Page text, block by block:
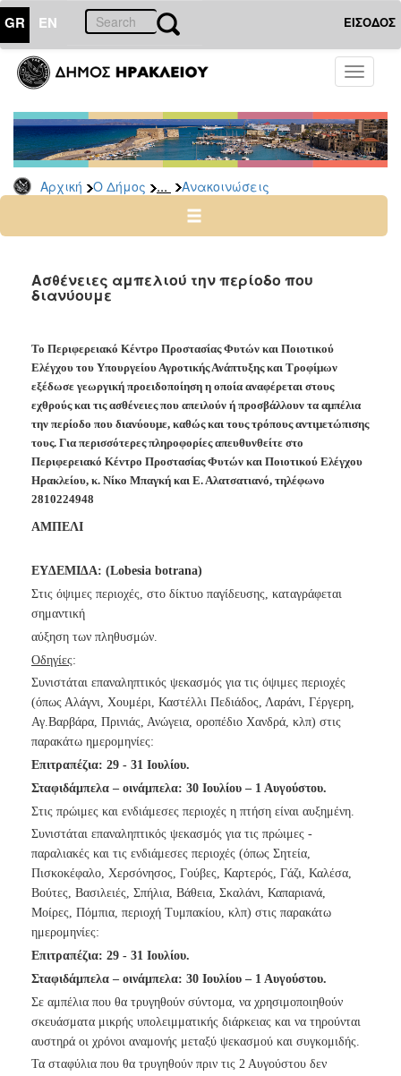
GR EN ΕΙΣΟΔΟΣ
Toggle
Αρχική Ο Δήμος ... Ανακοινώσεις
ΔΗΜΟΣ
Υπηρεσίες
&
Φορείς
Δημοτικές
Υπηρεσίες
Ηλεκτρονική
Διακυβέρνηση
Επιτροπές
Αγροτική
Ανάπτυξη
Ανακοινώσεις
Προγράμματα
Προσχολική
Αγωγή
ΤΟΠΟΣ
ΠΟΛΙΤΙΣΜΟΣ
ΑΝΘΕΚΤΙΚΗ
ΠΟΛΗ
Aσθένειες αμπελιού την περίοδο που
διανύουμε
Το Περιφερειακό Κέντρο Προστασίας Φυτών και Ποιοτικού
Ελέγχου του Υπουργείου Αγροτικής Ανάπτυξης και Τροφίμων
εξέδωσε γεωργική προειδοποίηση η οποία αναφέρεται στους
εχθρούς και τις ασθένειες που απειλούν ή προσβάλλουν τα αμπέλια
την περίοδο που διανύουμε, καθώς και τους τρόπους αντιμετώπισης
τους. Για περισσότερες πληροφορίες απευθυνθείτε στο
Περιφερειακό Κέντρο Προστασίας Φυτών και Ποιοτικού Ελέγχου
Ηρακλείου, κ. Νίκο Μπαγκή και Ε. Αλατσατιανό, τηλέφωνο
2810224948
ΑΜΠΕΛΙ
ΕΥ∆ΕΜΙ∆Α: (Lobesia botrana)
Στις όψιμες περιοχές, στο δίκτυο παγίδευσης, καταγράφεται
σημαντική
αύξηση των πληθυσμών.
Οδηγίες:
Συνιστάται επαναληπτικός ψεκασμός για τις όψιμες περιοχές
(όπως Αλάγνι, Χουμέρι, Καστέλλι Πεδιάδος, Λαράνι, Γέργερη,
Αγ.Βαρβάρα, Πρινιάς, Ανώγεια, οροπέδιο Χανδρά, κλπ) στις
παρακάτω ημερομηνίες:
Επιτραπέζια: 29 - 31 Ιουλίου.
Σταφιδάμπελα – οινάμπελα: 30 Ιουλίου – 1 Αυγούστου.
Στις πρώιμες και ενδιάμεσες περιοχές η πτήση είναι αυξημένη.
Συνιστάται επαναληπτικός ψεκασμός για τις πρώιμες -
παραλιακές και τις ενδιάμεσες περιοχές (όπως Σητεία,
Πισκοκέφαλο, Χερσόνησος, Γούβες, Καρτερός, Γάζι, Καλέσα,
Βούτες, Βασιλειές, Σπήλια, Βάθεια, Σκαλάνι, Καπαριανά,
Μοίρες, Πόμπια, περιοχή Τυμπακίου, κλπ) στις παρακάτω
ημερομηνίες:
Επιτραπέζια: 29 - 31 Ιουλίου.
Σταφιδάμπελα – οινάμπελα: 30 Ιουλίου – 1 Αυγούστου.
Σε αμπέλια που θα τρυγηθούν σύντομα, να χρησιμοποιηθούν
σκευάσματα μικρής υπολειμματικής διάρκειας και να τηρούνται
αυστηρά οι χρόνοι αναμονής μεταξύ ψεκασμού και συγκομιδής.
Τα σταφύλια που θα τρυγηθούν πριν τις 2 Αυγούστου δεν